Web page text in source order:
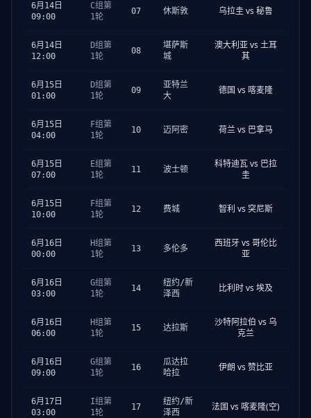
6月14日
09:00
C组第
1轮
07 休斯敦 乌拉圭 vs 秘鲁
6月14日
12:00
D组第
1轮
08
堪萨斯
城
澳大利亚 vs 土耳
其
6月15日
01:00
D组第
1轮
09
亚特兰
大
德国 vs 喀麦隆
6月15日
04:00
F组第
1轮
10 迈阿密 荷兰 vs 巴拿马
6月15日
07:00
E组第
1轮
11 波士顿
科特迪瓦 vs 巴拉
圭
6月15日
10:00
F组第
1轮
12 费城 智利 vs 突尼斯
6月16日
00:00
H组第
1轮
13 多伦多
西班牙 vs 哥伦比
亚
6月16日
03:00
G组第
1轮
14
纽约/新
泽西
比利时 vs 埃及
6月16日
06:00
H组第
1轮
15 达拉斯
沙特阿拉伯 vs 乌
克兰
6月16日
09:00
G组第
1轮
16
瓜达拉
哈拉
伊朗 vs 赞比亚
6月17日
03:00
I组第
1轮
17
纽约/新
泽西
法国 vs 喀麦隆(空)